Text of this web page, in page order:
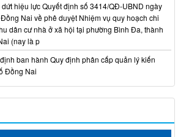
hiệu lực Quyết định số 3414/QĐ-UBND ngày
Nai về phê duyệt Nhiệm vụ quy hoạch chi
dân cư nhà ở xã hội tại phường Bình Đa, thành
(nay là p
ban hành Quy định phân cấp quản lý kiến
Đồng Nai